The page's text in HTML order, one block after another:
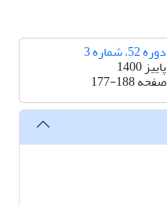
دوره 52، شماره 3
پاییز 1400
صفحه177-188